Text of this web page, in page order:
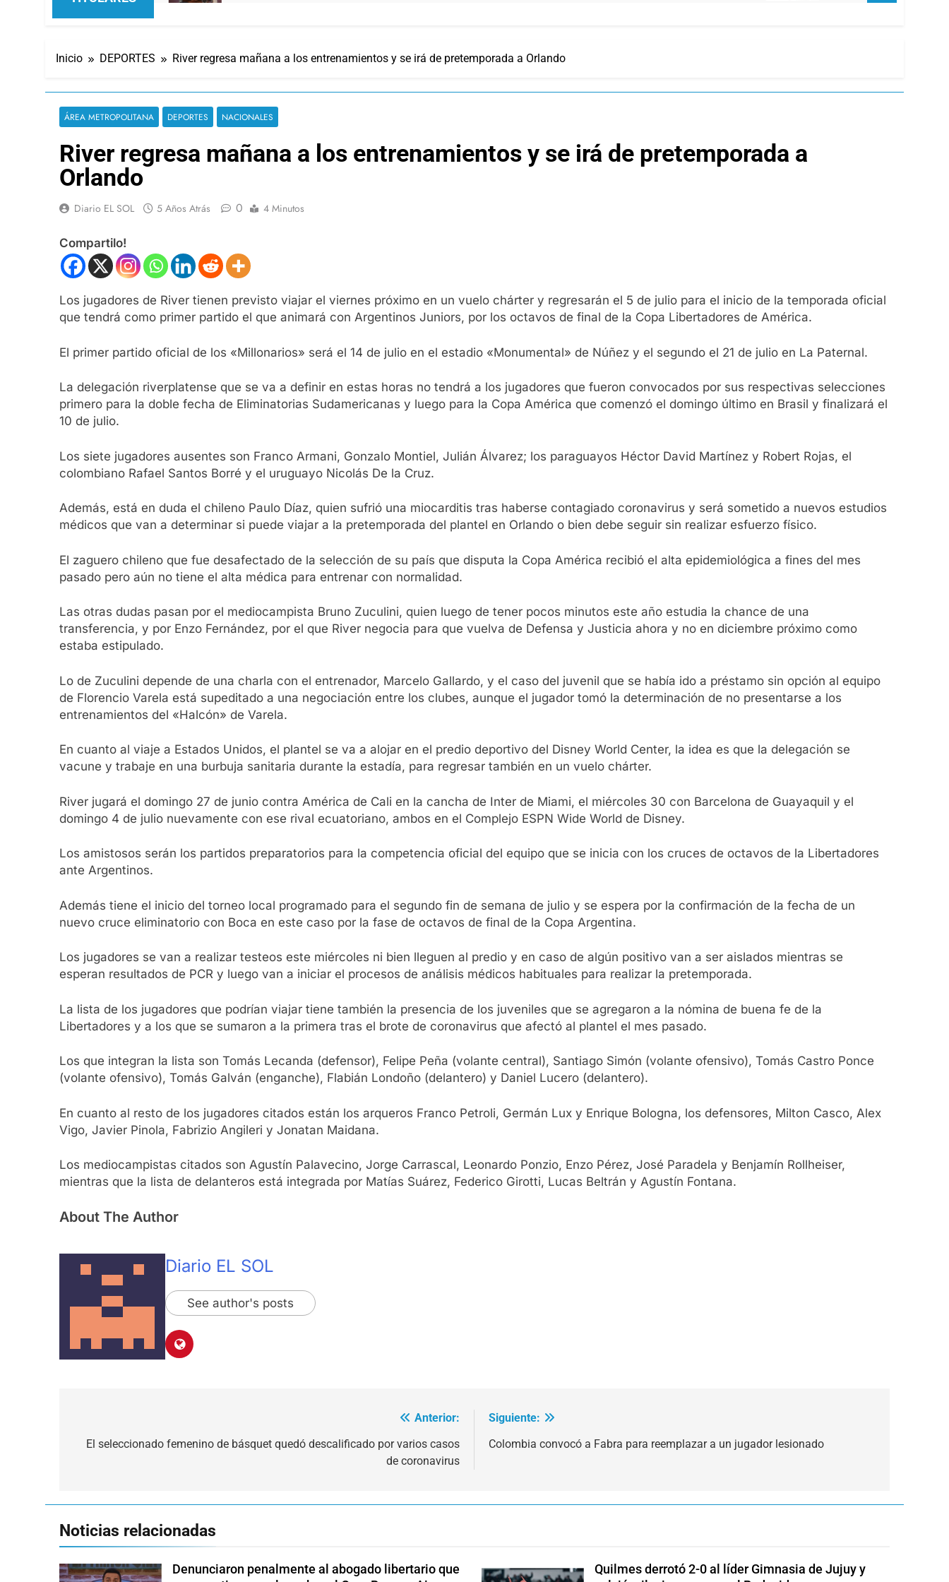
Inicio DEPORTES River regresa mañana a los entrenamientos y se irá de pretemporada a Orlando
ÁREA METROPOLITANA DEPORTES NACIONALES
River regresa mañana a los entrenamientos y se irá de pretemporada a
Orlando
Diario EL SOL 5 Años Atrás 0 4 Minutos
Compartilo!
Los jugadores de River tienen previsto viajar el viernes próximo en un vuelo chárter y regresarán el 5 de julio para el inicio de la temporada oficial
que tendrá como primer partido el que animará con Argentinos Juniors, por los octavos de final de la Copa Libertadores de América.
El primer partido oficial de los «Millonarios» será el 14 de julio en el estadio «Monumental» de Núñez y el segundo el 21 de julio en La Paternal.
La delegación riverplatense que se va a definir en estas horas no tendrá a los jugadores que fueron convocados por sus respectivas selecciones
primero para la doble fecha de Eliminatorias Sudamericanas y luego para la Copa América que comenzó el domingo último en Brasil y finalizará el
10 de julio.
Los siete jugadores ausentes son Franco Armani, Gonzalo Montiel, Julián Álvarez; los paraguayos Héctor David Martínez y Robert Rojas, el
colombiano Rafael Santos Borré y el uruguayo Nicolás De la Cruz.
Además, está en duda el chileno Paulo Díaz, quien sufrió una miocarditis tras haberse contagiado coronavirus y será sometido a nuevos estudios
médicos que van a determinar si puede viajar a la pretemporada del plantel en Orlando o bien debe seguir sin realizar esfuerzo físico.
El zaguero chileno que fue desafectado de la selección de su país que disputa la Copa América recibió el alta epidemiológica a fines del mes
pasado pero aún no tiene el alta médica para entrenar con normalidad.
Las otras dudas pasan por el mediocampista Bruno Zuculini, quien luego de tener pocos minutos este año estudia la chance de una
transferencia, y por Enzo Fernández, por el que River negocia para que vuelva de Defensa y Justicia ahora y no en diciembre próximo como
estaba estipulado.
Lo de Zuculini depende de una charla con el entrenador, Marcelo Gallardo, y el caso del juvenil que se había ido a préstamo sin opción al equipo
de Florencio Varela está supeditado a una negociación entre los clubes, aunque el jugador tomó la determinación de no presentarse a los
entrenamientos del «Halcón» de Varela.
En cuanto al viaje a Estados Unidos, el plantel se va a alojar en el predio deportivo del Disney World Center, la idea es que la delegación se
vacune y trabaje en una burbuja sanitaria durante la estadía, para regresar también en un vuelo chárter.
River jugará el domingo 27 de junio contra América de Cali en la cancha de Inter de Miami, el miércoles 30 con Barcelona de Guayaquil y el
domingo 4 de julio nuevamente con ese rival ecuatoriano, ambos en el Complejo ESPN Wide World de Disney.
Los amistosos serán los partidos preparatorios para la competencia oficial del equipo que se inicia con los cruces de octavos de la Libertadores
ante Argentinos.
Además tiene el inicio del torneo local programado para el segundo fin de semana de julio y se espera por la confirmación de la fecha de un
nuevo cruce eliminatorio con Boca en este caso por la fase de octavos de final de la Copa Argentina.
Los jugadores se van a realizar testeos este miércoles ni bien lleguen al predio y en caso de algún positivo van a ser aislados mientras se
esperan resultados de PCR y luego van a iniciar el procesos de análisis médicos habituales para realizar la pretemporada.
La lista de los jugadores que podrían viajar tiene también la presencia de los juveniles que se agregaron a la nómina de buena fe de la
Libertadores y a los que se sumaron a la primera tras el brote de coronavirus que afectó al plantel el mes pasado.
Los que integran la lista son Tomás Lecanda (defensor), Felipe Peña (volante central), Santiago Simón (volante ofensivo), Tomás Castro Ponce
(volante ofensivo), Tomás Galván (enganche), Flabián Londoño (delantero) y Daniel Lucero (delantero).
En cuanto al resto de los jugadores citados están los arqueros Franco Petroli, Germán Lux y Enrique Bologna, los defensores, Milton Casco, Alex
Vigo, Javier Pinola, Fabrizio Angileri y Jonatan Maidana.
Los mediocampistas citados son Agustín Palavecino, Jorge Carrascal, Leonardo Ponzio, Enzo Pérez, José Paradela y Benjamín Rollheiser,
mientras que la lista de delanteros está integrada por Matías Suárez, Federico Girotti, Lucas Beltrán y Agustín Fontana.
About The Author
Diario EL SOL
See author's posts
de
Anterior:
El seleccionado femenino de básquet quedó descalificado por varios casos
de coronavirus
Siguiente:
Colombia convocó a Fabra para reemplazar a un jugador lesionado
Noticias relacionadas
Denunciaron penalmente al abogado libertario que
Quilmes derrotó 2-0 al líder Gimnasia de Jujuy y